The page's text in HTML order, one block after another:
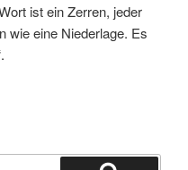
ist ein Zerren, jeder
wie eine Niederlage. Es